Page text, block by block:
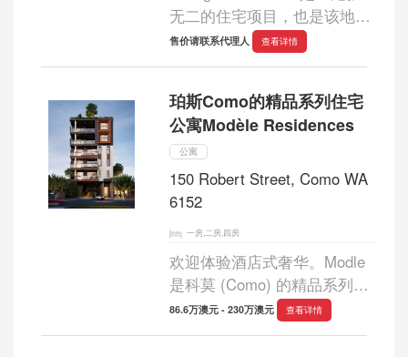
无二的住宅项目，也是该地区
唯一一个完全由三居室豪华住
宅组成的住宅小区，其设计旨
围，而非公寓，所有住宅均配
备两间浴室和...
售价请联系代理人 查看详情
珀斯Como的精品系列住宅
公寓Modèle Residences
公寓
150 Robert Street, Como WA
6152
一房,二房,四房
欢迎体验酒店式奢华。Modle
是科莫 (Como) 的精品系列，
仅提供 18 套公寓住宅和顶层
公寓，目前仅剩最后两套。由
86.6万澳元 - 230万澳元 查看详情